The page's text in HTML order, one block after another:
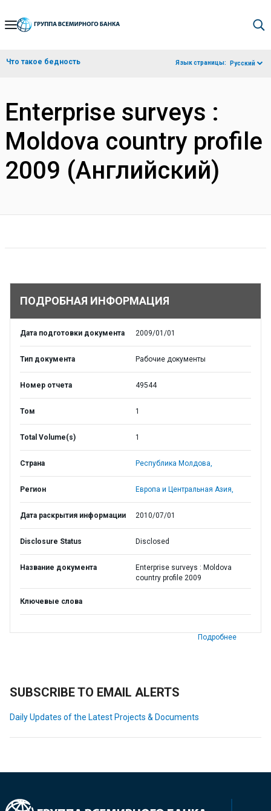
Skip
Navigation
Что такое бедность Язык страницы: Русский
Enterprise surveys :
Moldova country profile
2009 (Английский)
ПОДРОБНАЯ ИНФОРМАЦИЯ
Дата подготовки документа 2009/01/01
Тип документа Рабочие документы
Номер отчета 49544
Том 1
Total Volume(s) 1
Страна Республика Молдова,
Регион Европа и Центральная Азия,
Дата раскрытия информации 2010/07/01
Disclosure Status Disclosed
Название документа
Enterprise surveys : Moldova
country profile 2009
Ключевые слова
Подробнее
SUBSCRIBE TO EMAIL ALERTS
Daily Updates of the Latest Projects & Documents